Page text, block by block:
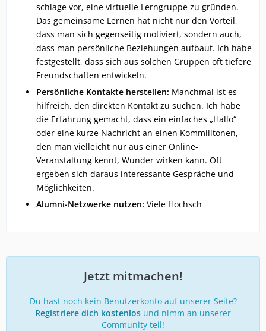
schlage vor, eine virtuelle Lerngruppe zu gründen.
Das gemeinsame Lernen hat nicht nur den Vorteil,
dass man sich gegenseitig motiviert, sondern auch,
dass man persönliche Beziehungen aufbaut. Ich habe
festgestellt, dass sich aus solchen Gruppen oft tiefere
Freundschaften entwickeln.
Persönliche Kontakte herstellen: Manchmal ist es
hilfreich, den direkten Kontakt zu suchen. Ich habe
die Erfahrung gemacht, dass ein einfaches „Hallo“
oder eine kurze Nachricht an einen Kommilitonen,
den man vielleicht nur aus einer Online-
Veranstaltung kennt, Wunder wirken kann. Oft
ergeben sich daraus interessante Gespräche und
Möglichkeiten.
Alumni-Netzwerke nutzen: Viele Hochsch
Jetzt mitmachen!
Du hast noch kein Benutzerkonto auf unserer Seite?
Registriere dich kostenlos und nimm an unserer
Community teil!